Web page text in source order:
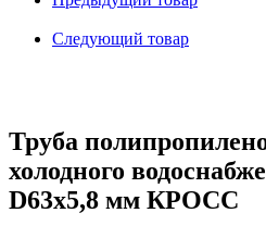
холодного
водоснабжения
SDR11
quantity
Следующий товар
Труба
холодного
D63х5,8 мм КРОСС